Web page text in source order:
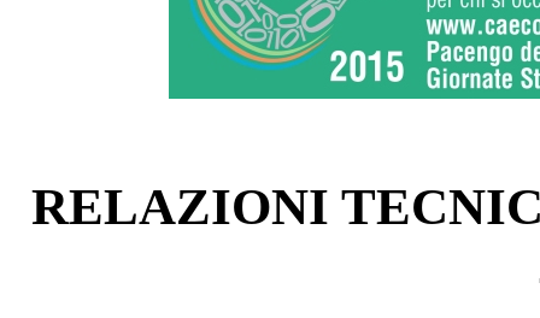
RELAZIONI